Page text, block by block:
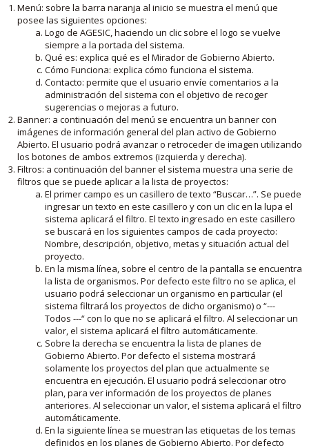
Menú: sobre la barra naranja al inicio se muestra el menú que
posee las siguientes opciones:
Logo de AGESIC, haciendo un clic sobre el logo se vuelve
siempre a la portada del sistema.
Qué es: explica qué es el Mirador de Gobierno Abierto.
Cómo Funciona: explica cómo funciona el sistema.
Contacto: permite que el usuario envíe comentarios a la
administración del sistema con el objetivo de recoger
sugerencias o mejoras a futuro.
Banner: a continuación del menú se encuentra un banner con
imágenes de información general del plan activo de Gobierno
Abierto. El usuario podrá avanzar o retroceder de imagen utilizando
los botones de ambos extremos (izquierda y derecha).
Filtros: a continuación del banner el sistema muestra una serie de
filtros que se puede aplicar a la lista de proyectos:
El primer campo es un casillero de texto “Buscar…”. Se puede
ingresar un texto en este casillero y con un clic en la lupa el
sistema aplicará el filtro. El texto ingresado en este casillero
se buscará en los siguientes campos de cada proyecto:
Nombre, descripción, objetivo, metas y situación actual del
proyecto.
En la misma línea, sobre el centro de la pantalla se encuentra
la lista de organismos. Por defecto este filtro no se aplica, el
usuario podrá seleccionar un organismo en particular (el
sistema filtrará los proyectos de dicho organismo) o “---
Todos ---“ con lo que no se aplicará el filtro. Al seleccionar un
valor, el sistema aplicará el filtro automáticamente.
Sobre la derecha se encuentra la lista de planes de
Gobierno Abierto. Por defecto el sistema mostrará
solamente los proyectos del plan que actualmente se
encuentra en ejecución. El usuario podrá seleccionar otro
plan, para ver información de los proyectos de planes
anteriores. Al seleccionar un valor, el sistema aplicará el filtro
automáticamente.
En la siguiente línea se muestran las etiquetas de los temas
definidos en los planes de Gobierno Abierto. Por defecto